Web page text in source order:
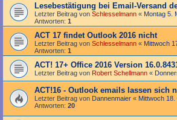
Lesebestätigung bei Email-Versand
Letzter Beitrag von Schlesselmann « Montag 5.
Antworten: 1
ACT 17 findet Outlook 2016 nicht
Letzter Beitrag von Schlesselmann « Mittwoch
Antworten: 1
ACT! 17+ Office 2016 Version
Letzter Beitrag von Robert Schellmann «
ACT!16 - Outlook emails lassen sich
Letzter Beitrag von Dannenmaier « Mittwoch
Antworten: 20